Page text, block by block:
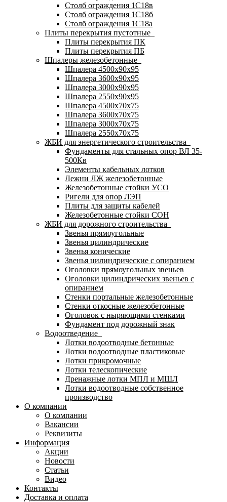
Столб ограждения 1С18в
Столб ограждения 1С18б
Столб ограждения 1С18а
Плиты перекрытия пустотные
Плиты перекрытия ПК
Плиты перекрытия ПБ
Шпалеры железобетонные
Шпалера 4500х90х95
Шпалера 3600х90х95
Шпалера 3000х90х95
Шпалера 2550х90х95
Шпалера 4500х70х75
Шпалера 3600х70х75
Шпалера 3000х70х75
Шпалера 2550х70х75
ЖБИ для энергетического строительства
Фундаменты для стальных опор ВЛ 35-
500Кв
Элементы кабельных лотков
Лежни ЛЖ железобетонные
Железобетонные стойки УСО
Ригели для опор ЛЭП
Плиты для защиты кабелей
Железобетонные стойки СОН
ЖБИ для дорожного строительства
Звенья прямоугольные
Звенья цилиндрические
Звенья конические
Звенья цилиндрические с опиранием
Оголовки прямоугольных звеньев
Оголовки цилиндрических звеньев с
опиранием
Стенки портальные железобетонные
Стенки откосные железобетонные
Оголовок с ныряющими стенками
Фундамент под дорожный знак
Водоотведение
Лотки водоотводные бетонные
Лотки водоотводные пластиковые
Лотки прикромочные
Лотки телескопические
Дренажные лотки МПЛ и МШЛ
Лотки водоотводные собственное
производство
О компании
О компании
Вакансии
Реквизиты
Информация
Акции
Новости
Статьи
Видео
Контакты
Доставка и оплата